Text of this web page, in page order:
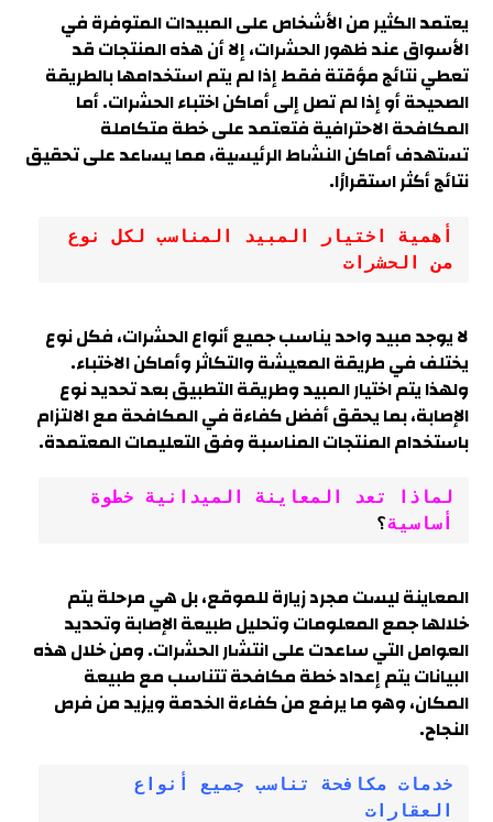
يعتمد الكثير من الأشخاص على المبيدات المتوفرة في
الأسواق عند ظهور الحشرات، إلا أن هذه المنتجات قد
تعطي نتائج مؤقتة فقط إذا لم يتم استخدامها بالطريقة
الصحيحة أو إذا لم تصل إلى أماكن اختباء الحشرات. أما
المكافحة الاحترافية فتعتمد على خطة متكاملة
تستهدف أماكن النشاط الرئيسية، مما يساعد على تحقيق
نتائج أكثر استقرارًا.
من الحشرات
لا يوجد مبيد واحد يناسب جميع أنواع الحشرات، فكل نوع
يختلف في طريقة المعيشة والتكاثر وأماكن الاختباء.
ولهذا يتم اختيار المبيد وطريقة التطبيق بعد تحديد نوع
الإصابة، بما يحقق أفضل كفاءة في المكافحة مع الالتزام
باستخدام المنتجات المناسبة وفق التعليمات المعتمدة.
أساسية؟
المعاينة ليست مجرد زيارة للموقع، بل هي مرحلة يتم
خلالها جمع المعلومات وتحليل طبيعة الإصابة وتحديد
العوامل التي ساعدت على انتشار الحشرات. ومن خلال هذه
البيانات يتم إعداد خطة مكافحة تتناسب مع طبيعة
المكان، وهو ما يرفع من كفاءة الخدمة ويزيد من فرص
النجاح.
العقارات